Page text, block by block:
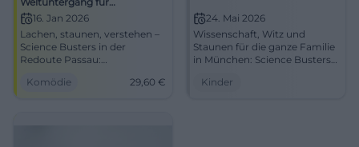
Fortgeschrittene – Die
Wissenschaft vom Ende
16. Jan 2026
Lachen, staunen, verstehen –
Science Busters in der
Redoute Passau:
Bilder. 16.01.2026, 20:00 Uhr,
Komödie 29,60 €
24. Mai 2026
Wissenschaft, Witz und
Staunen für die ganze Familie
in München: Science Busters
Kinderlachen ins
Kinder